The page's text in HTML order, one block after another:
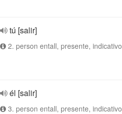
tú [salir]
2. person entall, presente, indicativo
él [salir]
3. person entall, presente, indicativo